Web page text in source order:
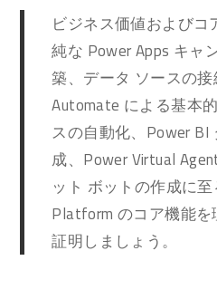
ビジネス価値および
純な Power Apps キャ
築、データ ソースの
Automate による基本
スの自動化、Power
成、Power Virtual
ット ボットの作成に
Platform のコア機能
証明しましょう。